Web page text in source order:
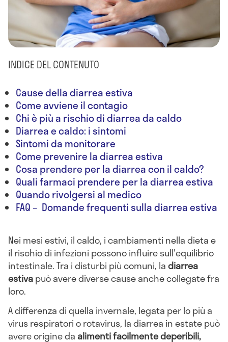
INDICE DEL CONTENUTO
Cause della diarrea estiva
Come avviene il contagio
Chi è più a rischio di diarrea da caldo
Diarrea e caldo: i sintomi
Sintomi da monitorare
Come prevenire la diarrea estiva
Cosa prendere per la diarrea con il caldo?
Quali farmaci prendere per la diarrea estiva
Quando rivolgersi al medico
FAQ – Domande frequenti sulla diarrea estiva
Nei mesi estivi, il caldo, i cambiamenti nella dieta e
il rischio di infezioni possono influire sull'equilibrio
intestinale. Tra i disturbi più comuni, ladiarrea
estivapuò avere diverse cause anche collegate fra
loro.
A differenza di quella invernale, legata per lo più a
virus respiratori o rotavirus, la diarrea in estate può
avere origine da alimenti facilmente deperibili,